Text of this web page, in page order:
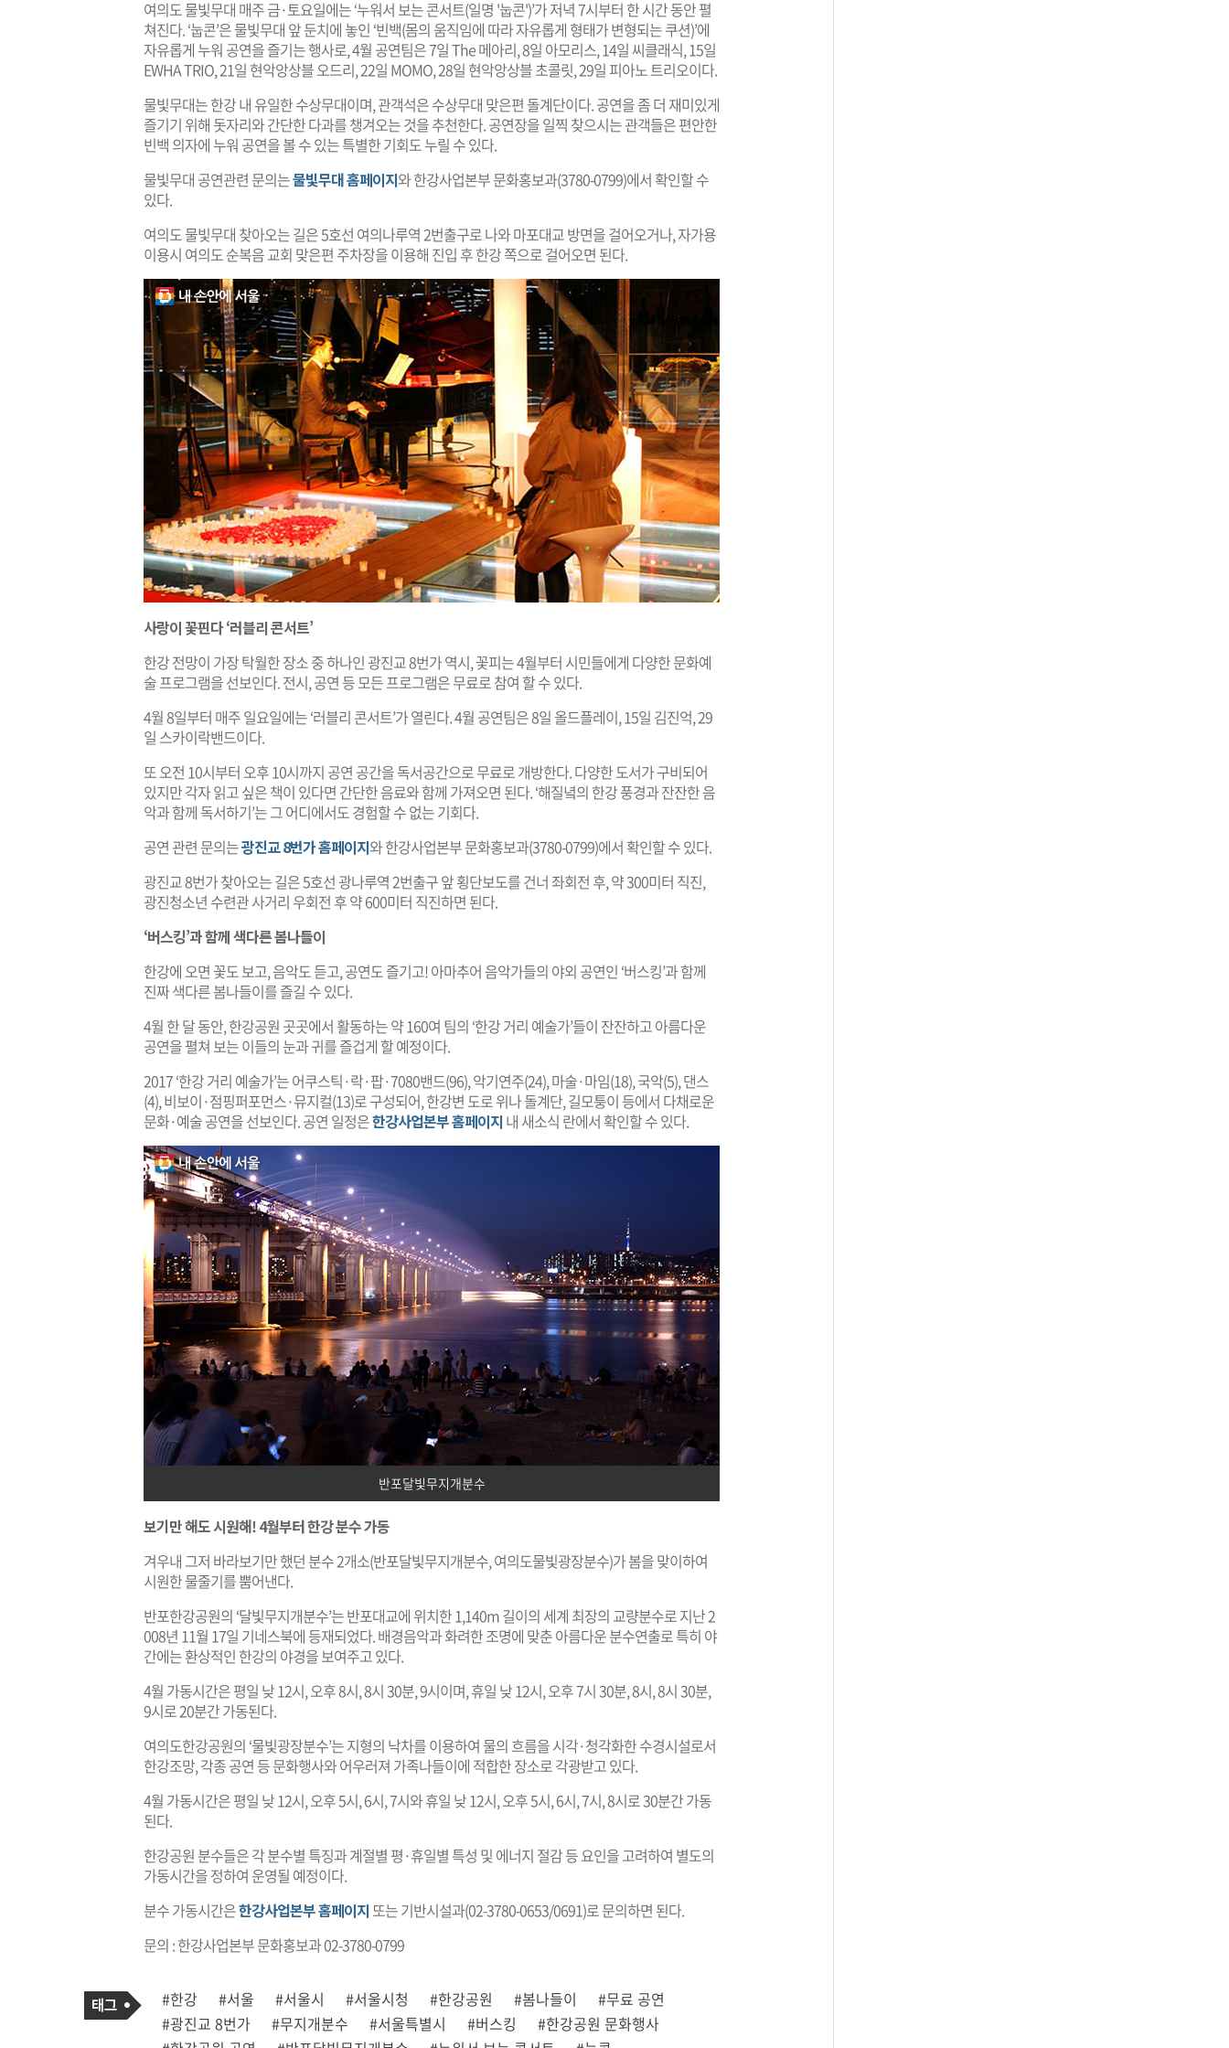
여의도 물빛무대 매주 금·토요일에는 ‘누워서 보는 콘서트(일명 '눕콘')’가 저녁 7시부터 한 시간 동안 펼
쳐진다. ‘눕콘’은 물빛무대 앞 둔치에 놓인 ‘빈백(몸의 움직임에 따라 자유롭게 형태가 변형되는 쿠션)’에
자유롭게 누워 공연을 즐기는 행사로, 4월 공연팀은 7일 The 메아리, 8일 아모리스, 14일 씨클래식, 15일
EWHA TRIO, 21일 현악앙상블 오드리, 22일 MOMO, 28일 현악앙상블 초콜릿, 29일 피아노 트리오이다.
물빛무대는 한강 내 유일한 수상무대이며, 관객석은 수상무대 맞은편 돌계단이다. 공연을 좀 더 재미있게
즐기기 위해 돗자리와 간단한 다과를 챙겨오는 것을 추천한다. 공연장을 일찍 찾으시는 관객들은 편안한
빈백 의자에 누워 공연을 볼 수 있는 특별한 기회도 누릴 수 있다.
물빛무대 공연관련 문의는물빛무대 홈페이지와 한강사업본부 문화홍보과(3780-0799)에서 확인할 수
있다.
여의도 물빛무대 찾아오는 길은 5호선 여의나루역 2번출구로 나와 마포대교 방면을 걸어오거나, 자가용
이용시 여의도 순복음 교회 맞은편 주차장을 이용해 진입 후 한강 쪽으로 걸어오면 된다.
사랑이 꽃핀다 ‘러블리 콘서트’
한강 전망이 가장 탁월한 장소 중 하나인 광진교 8번가 역시, 꽃피는 4월부터 시민들에게 다양한 문화예
술 프로그램을 선보인다. 전시, 공연 등 모든 프로그램은 무료로 참여 할 수 있다.
4월 8일부터 매주 일요일에는 ‘러블리 콘서트’가 열린다. 4월 공연팀은 8일 올드플레이, 15일 김진억, 29
일 스카이락밴드이다.
또 오전 10시부터 오후 10시까지 공연 공간을 독서공간으로 무료로 개방한다. 다양한 도서가 구비되어
있지만 각자 읽고 싶은 책이 있다면 간단한 음료와 함께 가져오면 된다. ‘해질녘의 한강 풍경과 잔잔한 음
악과 함께 독서하기’는 그 어디에서도 경험할 수 없는 기회다.
공연 관련 문의는광진교 8번가 홈페이지와 한강사업본부 문화홍보과(3780-0799)에서 확인할 수 있다.
광진교 8번가 찾아오는 길은 5호선 광나루역 2번출구 앞 횡단보도를 건너 좌회전 후, 약 300미터 직진,
광진청소년 수련관 사거리 우회전 후 약 600미터 직진하면 된다.
‘버스킹’과 함께 색다른 봄나들이
한강에 오면 꽃도 보고, 음악도 듣고, 공연도 즐기고! 아마추어 음악가들의 야외 공연인 ‘버스킹’과 함께
진짜 색다른 봄나들이를 즐길 수 있다.
4월 한 달 동안, 한강공원 곳곳에서 활동하는 약 160여 팀의 ‘한강 거리 예술가’들이 잔잔하고 아름다운
공연을 펼쳐 보는 이들의 눈과 귀를 즐겁게 할 예정이다.
2017 ‘한강 거리 예술가’는 어쿠스틱·락·팝·7080밴드(96), 악기연주(24), 마술·마임(18), 국악(5), 댄스
(4), 비보이·점핑퍼포먼스·뮤지컬(13)로 구성되어, 한강변 도로 위나 돌계단, 길모퉁이 등에서 다채로운
문화·예술 공연을 선보인다. 공연 일정은한강사업본부 홈페이지 내 새소식 란에서 확인할 수 있다.
반포달빛무지개분수
보기만 해도 시원해! 4월부터 한강 분수 가동
겨우내 그저 바라보기만 했던 분수 2개소(반포달빛무지개분수, 여의도물빛광장분수)가 봄을 맞이하여
시원한 물줄기를 뿜어낸다.
반포한강공원의 ‘달빛무지개분수’는 반포대교에 위치한 1,140m 길이의 세계 최장의 교량분수로 지난 2
008년 11월 17일 기네스북에 등재되었다. 배경음악과 화려한 조명에 맞춘 아름다운 분수연출로 특히 야
간에는 환상적인 한강의 야경을 보여주고 있다.
4월 가동시간은 평일 낮 12시, 오후 8시, 8시 30분, 9시이며, 휴일 낮 12시, 오후 7시 30분, 8시, 8시 30분,
9시로 20분간 가동된다.
여의도한강공원의 ‘물빛광장분수’는 지형의 낙차를 이용하여 물의 흐름을 시각·청각화한 수경시설로서
한강조망, 각종 공연 등 문화행사와 어우러져 가족나들이에 적합한 장소로 각광받고 있다.
4월 가동시간은 평일 낮 12시, 오후 5시, 6시, 7시와 휴일 낮 12시, 오후 5시, 6시, 7시, 8시로 30분간 가동
된다.
한강공원 분수들은 각 분수별 특징과 계절별 평·휴일별 특성 및 에너지 절감 등 요인을 고려하여 별도의
가동시간을 정하여 운영될 예정이다.
분수 가동시간은한강사업본부 홈페이지 또는 기반시설과(02-3780-0653/0691)로 문의하면 된다.
문의 : 한강사업본부 문화홍보과 02-3780-0799
사
관
련
태
태
그
#한강 #서울 #서울시 #서울시청 #한강공원 #봄나들이
#무료 공연
#광진교 8번가
#무지개분수 #서울특별시 #버스킹
#한강공원 문화행사